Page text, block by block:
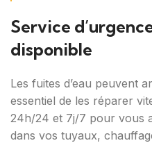
Service
disponible
Les fuites d’eau peuvent
essentiel de les réparer
24h/24 et 7j/7 pour vous
dans vos tuyaux,